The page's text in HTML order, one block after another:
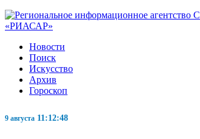
«РИАСАР»
Новости
Поиск
Искусство
Архив
Гороскоп
9 августа 11:12:49